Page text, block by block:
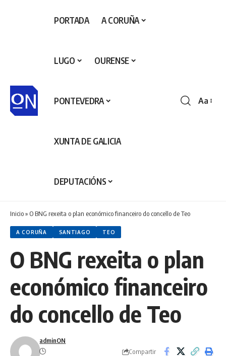
PORTADA A CORUÑA
LUGO OURENSE
PONTEVEDRA
XUNTA DE GALICIA
DEPUTACIÓNS
Aa
Inicio» O BNG rexeita o plan económico financeiro do concello de Teo
A CORUÑA SANTIAGO TEO
O BNG rexeita o plan
económico financeiro
do concello de Teo
adminON
Compartir